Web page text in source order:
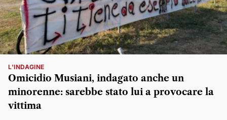
L'INDAGINE
Omicidio Musiani, indagato anche un
minorenne: sarebbe stato lui a provocare la
vittima